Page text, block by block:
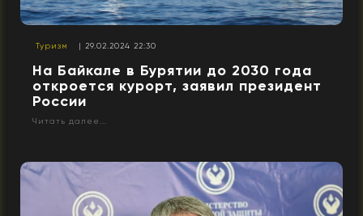
Туризм | 29.02.2024 22:30
На Байкале в Бурятии до 2030 года
откроется курорт, заявил президент
России
Читать далее...